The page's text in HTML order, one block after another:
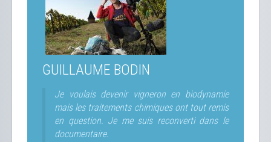
GUILLAUME BODIN
Je voulais devenir vigneron en biodynamie
mais les traitements chimiques ont tout remis
en question. Je me suis reconverti dans le
documentaire.